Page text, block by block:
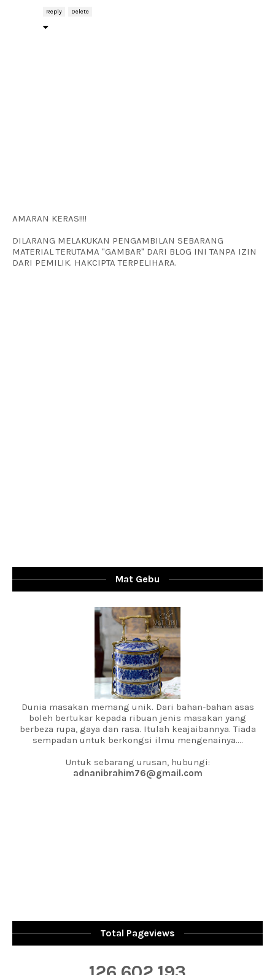
Reply Delete
AMARAN KERAS!!!!
DILARANG MELAKUKAN PENGAMBILAN SEBARANG
MATERIAL TERUTAMA "GAMBAR" DARI BLOG INI TANPA IZIN
DARI PEMILIK. HAKCIPTA TERPELIHARA.
Mat Gebu
Dunia masakan memang unik. Dari bahan-bahan asas
boleh bertukar kepada ribuan jenis masakan yang
berbeza rupa, gaya dan rasa. Itulah keajaibannya. Tiada
sempadan untuk berkongsi ilmu mengenainya....
Untuk sebarang urusan, hubungi:
adnanibrahim76@gmail.com
Total Pageviews